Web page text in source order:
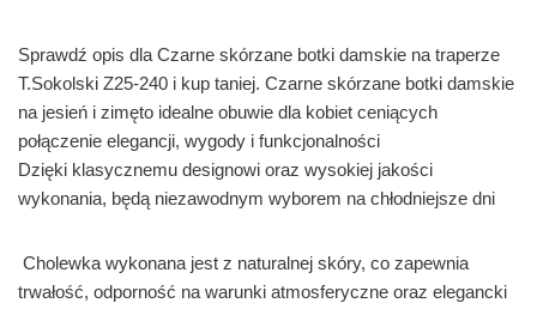
Sprawdź opis dla Czarne skórzane botki damskie na traperze
T.Sokolski Z25-240 i kup taniej. Czarne skórzane botki damskie
na jesień i zimęto idealne obuwie dla kobiet ceniących
połączenie elegancji, wygody i funkcjonalności
Dzięki klasycznemu designowi oraz wysokiej jakości
wykonania, będą niezawodnym wyborem na chłodniejsze dni
Cholewka wykonana jest z naturalnej skóry, co zapewnia
trwałość, odporność na warunki atmosferyczne oraz elegancki